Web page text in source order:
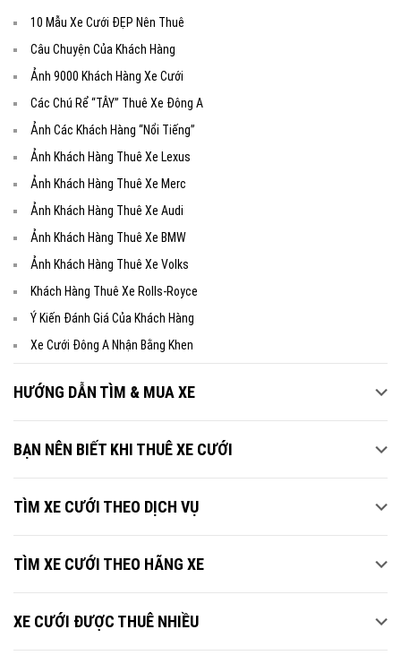
10 Mẫu Xe Cưới ĐẸP Nên Thuê
Câu Chuyện Của Khách Hàng
Ảnh 9000 Khách Hàng Xe Cưới
Các Chú Rể “TÂY” Thuê Xe Đông A
Ảnh Các Khách Hàng “Nổi Tiếng”
Ảnh Khách Hàng Thuê Xe Lexus
Ảnh Khách Hàng Thuê Xe Merc
Ảnh Khách Hàng Thuê Xe Audi
Ảnh Khách Hàng Thuê Xe BMW
Ảnh Khách Hàng Thuê Xe Volks
Khách Hàng Thuê Xe Rolls-Royce
Ý Kiến Đánh Giá Của Khách Hàng
Xe Cưới Đông A Nhận Bằng Khen
HƯỚNG DẪN TÌM & MUA XE
BẠN NÊN BIẾT KHI THUÊ XE CƯỚI
TÌM XE CƯỚI THEO DỊCH VỤ
TÌM XE CƯỚI THEO HÃNG XE
XE CƯỚI ĐƯỢC THUÊ NHIỀU